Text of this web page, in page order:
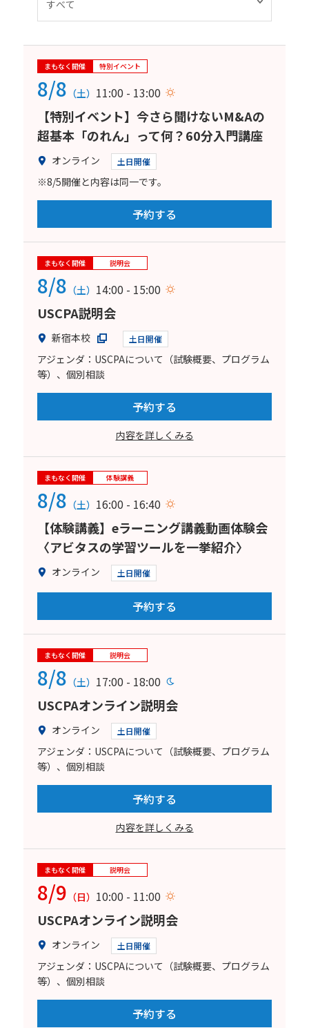
まもなく開催 特別イベント
8/8 （土） 11:00 - 13:00
【特別イベント】今さら聞けないM&Aの
超基本「のれん」って何？60分入門講座
オンライン 土日開催
※8/5開催と内容は同一です。
予約する
まもなく開催 説明会
8/8 （土） 14:00 - 15:00
USCPA説明会
新宿本校 土日開催
アジェンダ：USCPAについて（試験概要、プログラム
等）、個別相談
予約する
内容を詳しくみる
まもなく開催 体験講義
8/8 （土） 16:00 - 16:40
【体験講義】eラーニング講義動画体験会
〈アビタスの学習ツールを一挙紹介〉
オンライン 土日開催
予約する
まもなく開催 説明会
8/8 （土） 17:00 - 18:00
USCPAオンライン説明会
オンライン 土日開催
アジェンダ：USCPAについて（試験概要、プログラム
等）、個別相談
予約する
内容を詳しくみる
まもなく開催 説明会
8/9 （日） 10:00 - 11:00
USCPAオンライン説明会
オンライン 土日開催
アジェンダ：USCPAについて（試験概要、プログラム
等）、個別相談
予約する